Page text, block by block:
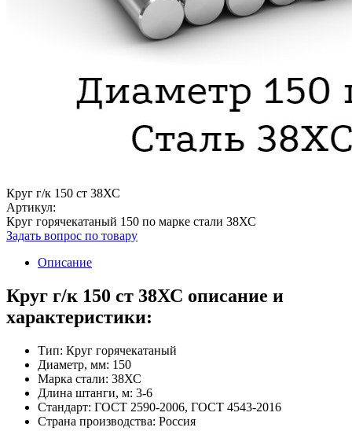
Круг г/к 150 ст 38ХС
Артикул:
Круг горячекатаный 150 по марке стали 38ХС
Задать вопрос по товару
Описание
Круг г/к 150 ст 38ХС описание и
характеристики:
Тип: Круг горячекатаный
Диаметр, мм: 150
Марка стали: 38ХС
Длина штанги, м: 3-6
Стандарт: ГОСТ 2590-2006, ГОСТ 4543-2016
Страна производства: Россия